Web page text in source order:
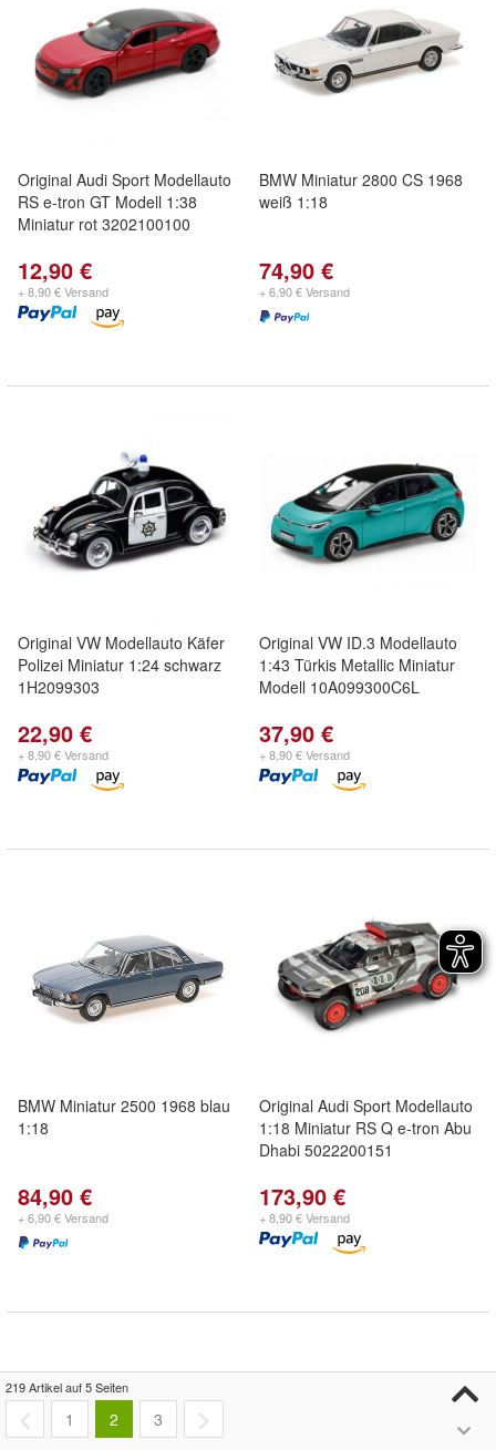
Original Audi Sport Modellauto
RS e-tron GT Modell 1:38
Miniatur rot 3202100100
12,90 €
+ 8,90 € Versand
BMW Miniatur 2800 CS 1968
weiß 1:18
74,90 €
+ 6,90 € Versand
Original VW Modellauto Käfer
Polizei Miniatur 1:24 schwarz
1H2099303
22,90 €
+ 8,90 € Versand
Original VW ID.3 Modellauto
1:43 Türkis Metallic Miniatur
Modell 10A099300C6L
37,90 €
+ 8,90 € Versand
BMW Miniatur 2500 1968 blau
1:18
84,90 €
+ 6,90 € Versand
Original Audi Sport Modellauto
1:18 Miniatur RS Q e-tron Abu
Dhabi 5022200151
173,90 €
+ 8,90 € Versand
219 Artikel auf 5 Seiten
1 2 3